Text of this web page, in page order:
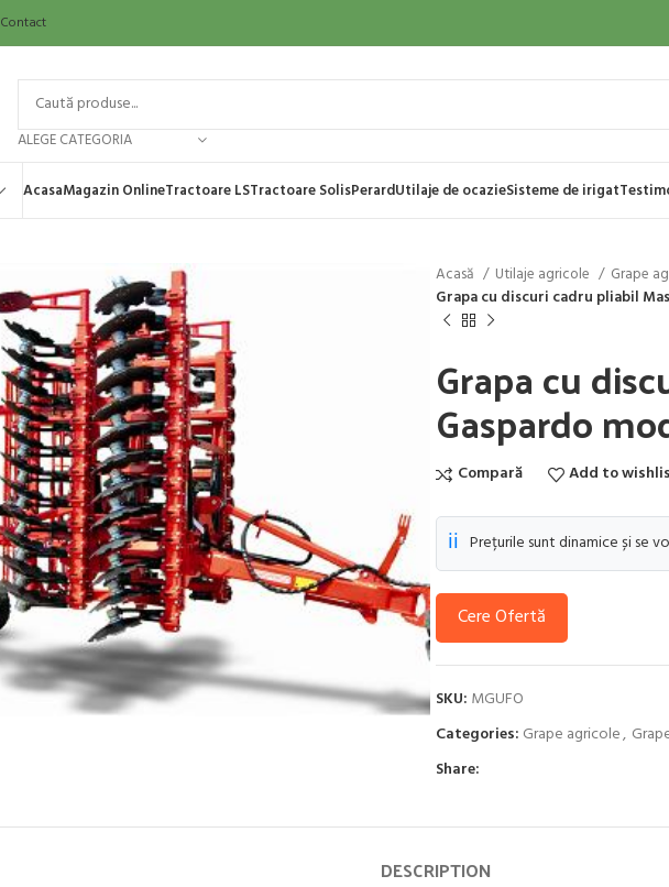
Contact
ALEGE CATEGORIA
AcasaMagazin OnlineTractoare LSTractoare SolisPerardUtilaje de ocazieSisteme de irigat
Acasă Utilaje agricole Grape
Grapa cu discuri cadru pliabil
Grapa cu
Gaspardo
Compară Add to
ℹ️ Prețurile sunt dinamice și se
Cere Ofertă
SKU: MGUFO
Categories: Grape agricole,
Share:
DESCRIPTION